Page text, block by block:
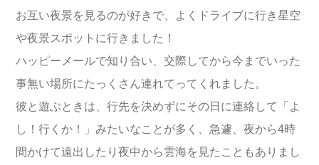
お互い夜景を見るのが好きで、よくドライブに行き星空
や夜景スポットに行きました！
ハッピーメールで知り合い、交際してから今までいった
事無い場所にたっくさん連れてってくれました。
彼と遊ぶときは、行先を決めずにその日に連絡して「よ
し！行くか！」みたいなことが多く、急遽、夜から4時
間かけて遠出したり夜中から雲海を見たこともありまし